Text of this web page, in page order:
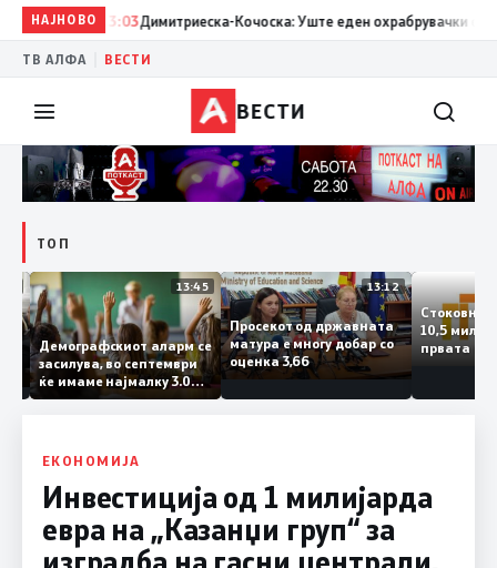
НАЈНОВО
13:03 Димитриеска-Кочоска: Уште еден охрабрувачки сигнал
ТВ АЛФА ВЕСТИ
ВЕСТИ
ТОП
14:12 13:45
Демографскиот аларм се
засилува, во септември
ќе имаме најмалку 3.000
првачиња помалку
13:12
Просекот од државната
матура е многу добар со
оценка 3,66
10,5
првата
ЕКОНОМИЈА
Инвестиција од 1 милијарда
евра на „Казанџи груп“ за